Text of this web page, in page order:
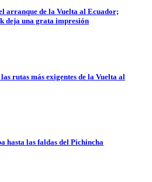
arranque de la Vuelta al Ecuador;
deja una grata impresión
rutas más exigentes de la Vuelta al
hasta las faldas del Pichincha